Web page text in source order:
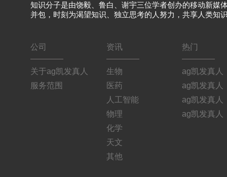
知识分子是由饶毅、鲁白、谢宇三位学者创办的移动新媒
并包，时刻为渴望知识、独立思考的人努力，共享人类知
公司
关于ag凯发真人
服务范围
资讯
生物
医药
人工智能
物理
化学
天文
其他
热门
ag凯发真人
ag凯发真人
ag凯发真人
ag凯发真人